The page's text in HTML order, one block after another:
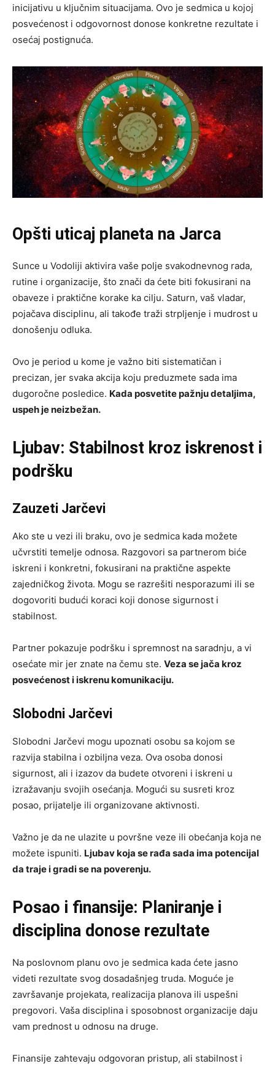
inicijativu u ključnim situacijama. Ovo je sedmica u kojoj
posvećenost i odgovornost donose konkretne rezultate i
osećaj postignuća.
Opšti uticaj planeta na Jarca
Sunce u Vodoliji aktivira vaše polje svakodnevnog rada,
rutine i organizacije, što znači da ćete biti fokusirani na
obaveze i praktične korake ka cilju. Saturn, vaš vladar,
pojačava disciplinu, ali takođe traži strpljenje i mudrost u
donošenju odluka.
Ovo je period u kome je važno biti sistematičan i
precizan, jer svaka akcija koju preduzmete sada ima
dugoročne posledice. Kada posvetite pažnju detaljima,
uspeh je neizbežan.
Ljubav: Stabilnost kroz iskrenost i
podršku
Zauzeti Jarčevi
Ako ste u vezi ili braku, ovo je sedmica kada možete
učvrstiti temelje odnosa. Razgovori sa partnerom biće
iskreni i konkretni, fokusirani na praktične aspekte
zajedničkog života. Mogu se razrešiti nesporazumi ili se
dogovoriti budući koraci koji donose sigurnost i
stabilnost.
Partner pokazuje podršku i spremnost na saradnju, a vi
osećate mir jer znate na čemu ste. Veza se jača kroz
posvećenost i iskrenu komunikaciju.
Slobodni Jarčevi
Slobodni Jarčevi mogu upoznati osobu sa kojom se
razvija stabilna i ozbiljna veza. Ova osoba donosi
sigurnost, ali i izazov da budete otvoreni i iskreni u
izražavanju svojih osećanja. Mogući su susreti kroz
posao, prijatelje ili organizovane aktivnosti.
Važno je da ne ulazite u površne veze ili obećanja koja ne
možete ispuniti. Ljubav koja se rađa sada ima potencijal
da traje i gradi se na poverenju.
Posao i finansije: Planiranje i
disciplina donose rezultate
Na poslovnom planu ovo je sedmica kada ćete jasno
videti rezultate svog dosadašnjeg truda. Moguće je
završavanje projekata, realizacija planova ili uspešni
pregovori. Vaša disciplina i sposobnost organizacije daju
vam prednost u odnosu na druge.
Finansije zahtevaju odgovoran pristup, ali stabilnost i